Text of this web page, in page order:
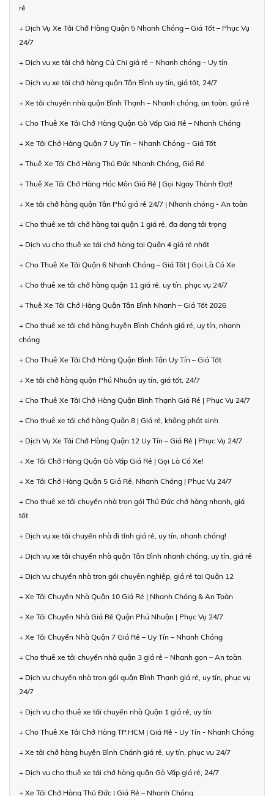
rẻ
+ Dịch Vụ Xe Tải Chở Hàng Quận 5 Nhanh Chóng – Giá Tốt – Phục Vụ
24/7
+ Dịch vụ xe tải chở hàng Củ Chi giá rẻ – Nhanh chóng – Uy tín
+ Dịch vụ xe tải chở hàng quận Tân Bình uy tín, giá tốt, 24/7
+ Xe tải chuyển nhà quận Bình Thạnh – Nhanh chóng, an toàn, giá rẻ
+ Cho Thuê Xe Tải Chở Hàng Quận Gò Vấp Giá Rẻ – Nhanh Chóng
+ Xe Tải Chở Hàng Quận 7 Uy Tín – Nhanh Chóng – Giá Tốt
+ Thuê Xe Tải Chở Hàng Thủ Đức Nhanh Chóng, Giá Rẻ
+ Thuê Xe Tải Chở Hàng Hóc Môn Giá Rẻ | Gọi Ngay Thành Đạt!
+ Xe tải chở hàng quận Tân Phú giá rẻ 24/7 | Nhanh chóng - An toàn
+ Cho thuê xe tải chở hàng tại quận 1 giá rẻ, đa dạng tải trọng
+ Dịch vụ cho thuê xe tải chở hàng tại Quận 4 giá rẻ nhất
+ Cho Thuê Xe Tải Quận 6 Nhanh Chóng – Giá Tốt | Gọi Là Có Xe
+ Cho thuê xe tải chở hàng quận 11 giá rẻ, uy tín, phục vụ 24/7
+ Thuê Xe Tải Chở Hàng Quận Tân Bình Nhanh – Giá Tốt 2026
+ Cho thuê xe tải chở hàng huyện Bình Chánh giá rẻ, uy tín, nhanh
chóng
+ Cho Thuê Xe Tải Chở Hàng Quận Bình Tân Uy Tín – Giá Tốt
+ Xe tải chở hàng quận Phú Nhuận uy tín, giá tốt, 24/7
+ Cho Thuê Xe Tải Chở Hàng Quận Bình Thạnh Giá Rẻ | Phục Vụ 24/7
+ Cho thuê xe tải chở hàng Quận 8 | Giá rẻ, không phát sinh
+ Dịch Vụ Xe Tải Chở Hàng Quận 12 Uy Tín – Giá Rẻ | Phục Vụ 24/7
+ Xe Tải Chở Hàng Quận Gò Vấp Giá Rẻ | Gọi Là Có Xe!
+ Xe Tải Chở Hàng Quận 5 Giá Rẻ, Nhanh Chóng | Phục Vụ 24/7
+ Cho thuê xe tải chuyển nhà trọn gói Thủ Đức chở hàng nhanh, giá
tốt
+ Dịch vụ xe tải chuyển nhà đi tỉnh giá rẻ, uy tín, nhanh chóng!
+ Dịch vụ xe tải chuyển nhà quận Tân Bình nhanh chóng, uy tín, giá rẻ
+ Dịch vụ chuyển nhà trọn gói chuyên nghiệp, giá rẻ tại Quận 12
+ Xe Tải Chuyển Nhà Quận 10 Giá Rẻ | Nhanh Chóng & An Toàn
+ Xe Tải Chuyển Nhà Giá Rẻ Quận Phú Nhuận | Phục Vụ 24/7
+ Xe Tải Chuyển Nhà Quận 7 Giá Rẻ – Uy Tín – Nhanh Chóng
+ Cho thuê xe tải chuyển nhà quận 3 giá rẻ – Nhanh gọn – An toàn
+ Dịch vụ chuyển nhà trọn gói quận Bình Thạnh giá rẻ, uy tín, phục vụ
24/7
+ Dịch vụ cho thuê xe tải chuyển nhà Quận 1 giá rẻ, uy tín
+ Cho Thuê Xe Tải Chở Hàng TP.HCM | Giá Rẻ - Uy Tín - Nhanh Chóng
+ Xe tải chở hàng huyện Bình Chánh giá rẻ, uy tín, phục vụ 24/7
+ Dịch vụ cho thuê xe tải chở hàng quận Gò Vấp giá rẻ, 24/7
+ Xe Tải Chở Hàng Thủ Đức | Giá Rẻ – Nhanh Chóng